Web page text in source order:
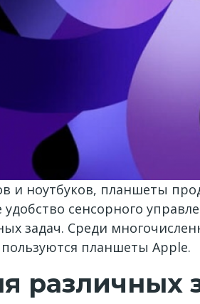
и ноутбуков, планшеты
сенсорного
задач. Среди
планшеты Apple.
различных